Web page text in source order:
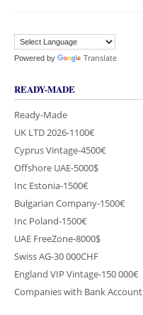
Powered by Translate
READY-MADE
Ready-Made
UK LTD 2026-1100€
Cyprus Vintage-4500€
Offshore UAE-5000$
Inc Estonia-1500€
Bulgarian Company-1500€
Inc Poland-1500€
UAE FreeZone-8000$
Swiss AG-30 000CHF
England VIP Vintage-150 000€
Companies with Bank Account